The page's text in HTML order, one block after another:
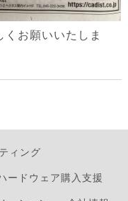
お願いいたしま
ィング
ードウェア購入支援